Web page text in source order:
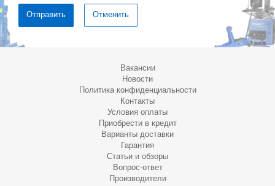
Отменить
Вакансии
Новости
Политика конфиденциальности
Контакты
Условия оплаты
Приобрести в кредит
Варианты доставки
Гарантия
Статьи и обзоры
Вопрос-ответ
Производители